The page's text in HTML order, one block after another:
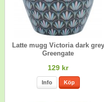
Latte mugg Victoria dark grey
Greengate
129 kr
Info Köp